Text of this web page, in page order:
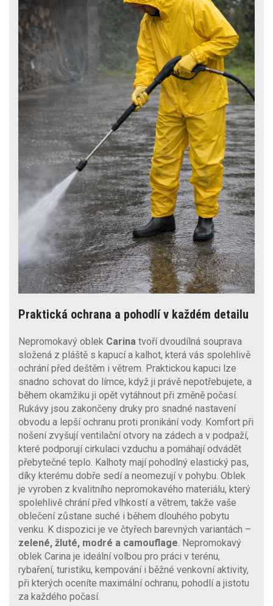
Praktická ochrana a pohodlí v každém detailu
Nepromokavý oblek Carina tvoří dvoudílná souprava
složená z pláště s kapucí a kalhot, která vás spolehlivě
ochrání před deštěm i větrem. Praktickou kapuci lze
snadno schovat do límce, když ji právě nepotřebujete, a
během okamžiku ji opět vytáhnout při změně počasí.
Rukávy jsou zakončeny druky pro snadné nastavení
obvodu a lepší ochranu proti pronikání vody. Komfort při
nošení zvyšují ventilační otvory na zádech a v podpaží,
které podporují cirkulaci vzduchu a pomáhají odvádět
přebytečné teplo. Kalhoty mají pohodlný elastický pas,
díky kterému dobře sedí a neomezují v pohybu. Oblek
je vyroben z kvalitního nepromokavého materiálu, který
spolehlivě chrání před vlhkostí a větrem, takže vaše
oblečení zůstane suché i během dlouhého pobytu
venku. K dispozici je ve čtyřech barevných variantách –
zelené, žluté, modré a camouflage . Nepromokavý
oblek Carina je ideální volbou pro práci v terénu,
rybaření, turistiku, kempování i běžné venkovní aktivity,
při kterých oceníte maximální ochranu, pohodlí a jistotu
za každého počasí.